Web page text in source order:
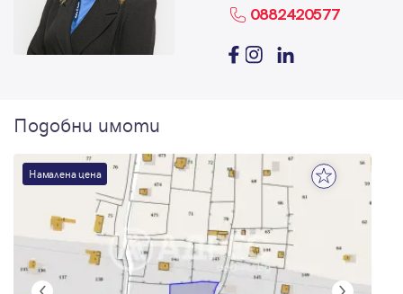
0882420577
Подобни имоти
Намалена цена